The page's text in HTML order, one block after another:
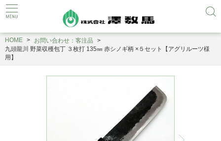
HOME
お問い合わせ：客注品
九頭龍川 野菜収穫包丁 ３枚打 135㎜ 赤シノギ柄 ×５セット【アグリルーツ様
用】